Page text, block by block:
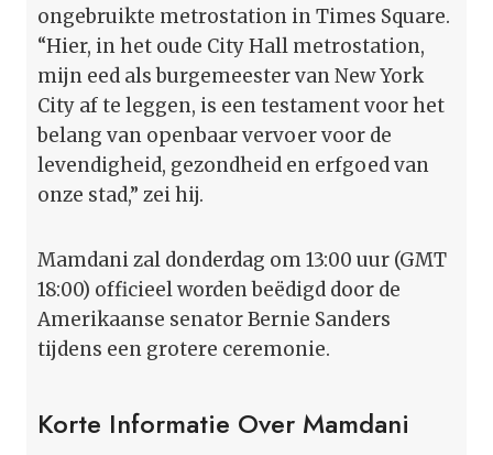
ongebruikte metrostation in Times Square.
“Hier, in het oude City Hall metrostation,
mijn eed als burgemeester van New York
City af te leggen, is een testament voor het
belang van openbaar vervoer voor de
levendigheid, gezondheid en erfgoed van
onze stad,” zei hij.
Mamdani zal donderdag om 13:00 uur (GMT
18:00) officieel worden beëdigd door de
Amerikaanse senator Bernie Sanders
tijdens een grotere ceremonie.
Korte Informatie Over Mamdani